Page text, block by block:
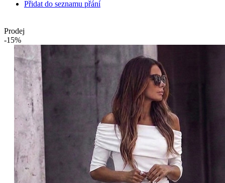
Přidat do seznamu přání
Prodej
-15%